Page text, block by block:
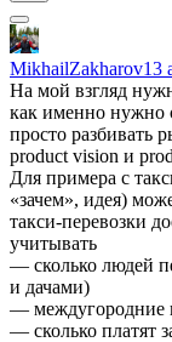
MikhailZakharov13
На мой взгляд
как именно нужно
просто разбивать
product vision и
Для примера с
«зачем», идея)
такси-перевозки
учитывать
— сколько людей
и дачами)
— междугородние
— сколько платят